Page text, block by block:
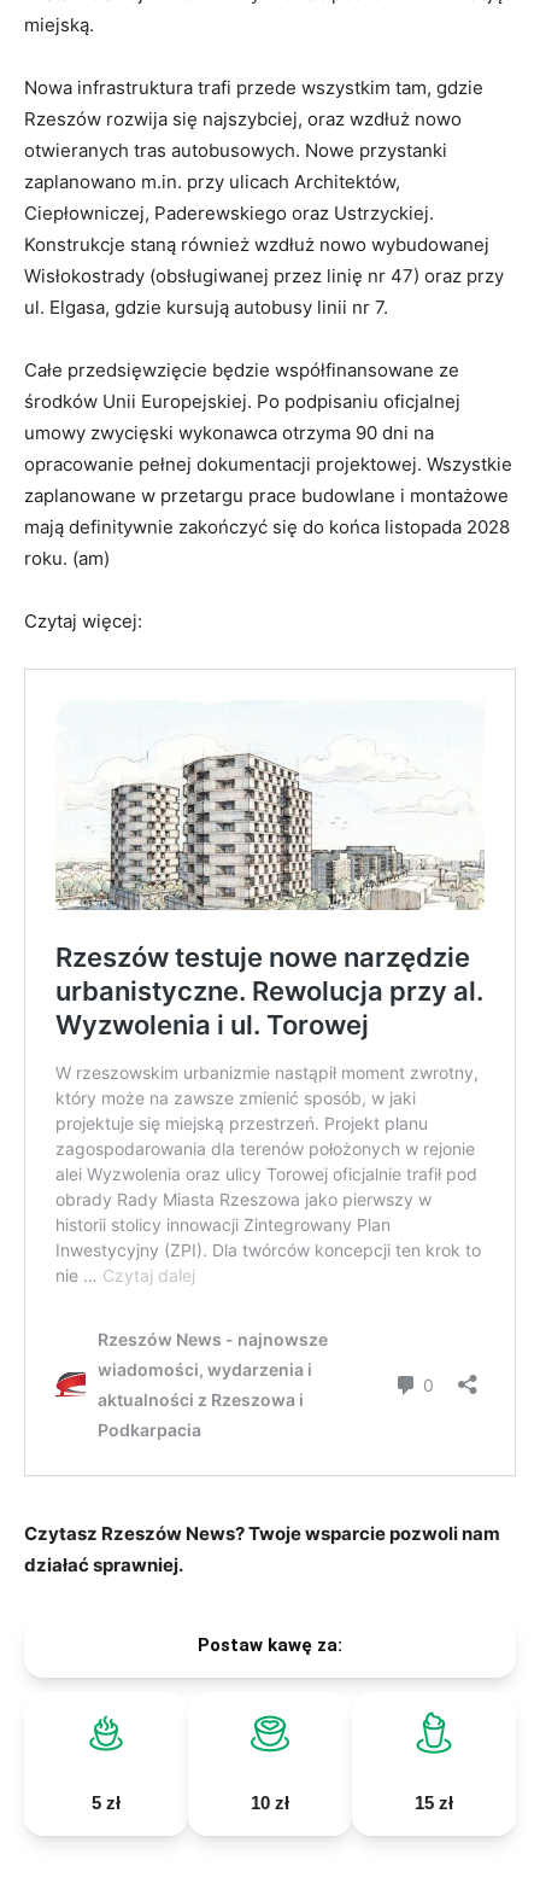
miejską.
Nowa infrastruktura trafi przede wszystkim tam, gdzie
Rzeszów rozwija się najszybciej, oraz wzdłuż nowo
otwieranych tras autobusowych. Nowe przystanki
zaplanowano m.in. przy ulicach Architektów,
Ciepłowniczej, Paderewskiego oraz Ustrzyckiej.
Konstrukcje staną również wzdłuż nowo wybudowanej
Wisłokostrady (obsługiwanej przez linię nr 47) oraz przy
ul. Elgasa, gdzie kursują autobusy linii nr 7.
Całe przedsięwzięcie będzie współfinansowane ze
środków Unii Europejskiej. Po podpisaniu oficjalnej
umowy zwycięski wykonawca otrzyma 90 dni na
opracowanie pełnej dokumentacji projektowej. Wszystkie
zaplanowane w przetargu prace budowlane i montażowe
mają definitywnie zakończyć się do końca listopada 2028
roku. (am)
Czytaj więcej:
Czytasz Rzeszów News? Twoje wsparcie pozwoli nam
działać sprawniej.
Postaw kawę za:
5 zł 10 zł 15 zł